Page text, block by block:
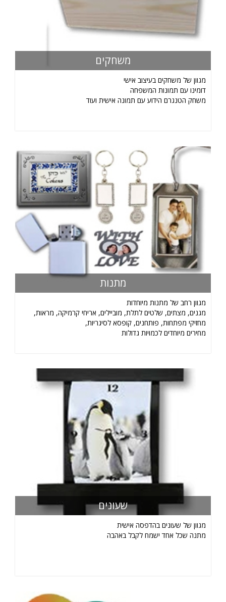
משחקים
מגוון של משחקים בעיצוב אישי
דומינו עם תמונות המשפחה
משחק הטנגרם הידוע עם תמונה אישית ועוד
מתנות
מגוון רחב של מתנות מיוחדות
מגנים, מצתים, שלטים לתלת, מוביילים, אריחי קרמיקה, מראות,
מחזיקי מפתחות, פותחנים, קופסא לסיגריות,
מחירים מיוחדים לכמויות גדולות
שעונים
מגוון של שעונים בהדפסה אישית
מתנה שכל אחד ישמח לקבל באהבה